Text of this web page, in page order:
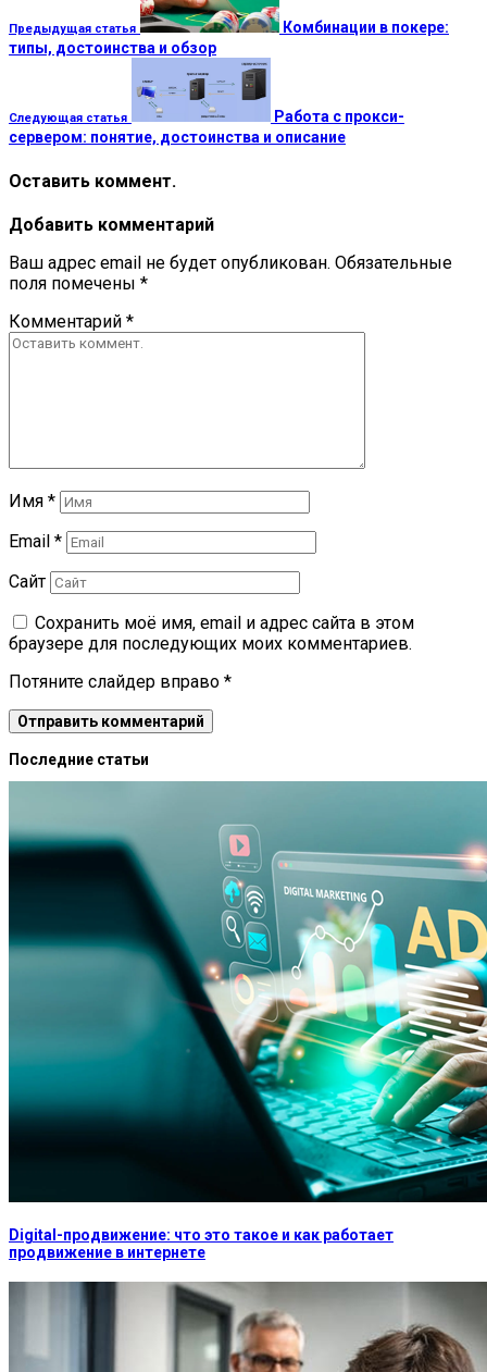
Предыдущая статья
Комбинации в покере:
типы, достоинства и обзор
Следующая статья
Работа с прокси-
сервером: понятие, достоинства и описание
Оставить коммент.
Добавить комментарий
Ваш адрес email не будет опубликован. Обязательные
поля помечены *
Комментарий *
Имя *
Email *
Сайт
Сохранить моё имя, email и адрес сайта в этом
браузере для последующих моих комментариев.
Потяните слайдер вправо *
Последние статьи
Digital-продвижение: что это такое и как работает
продвижение в интернете